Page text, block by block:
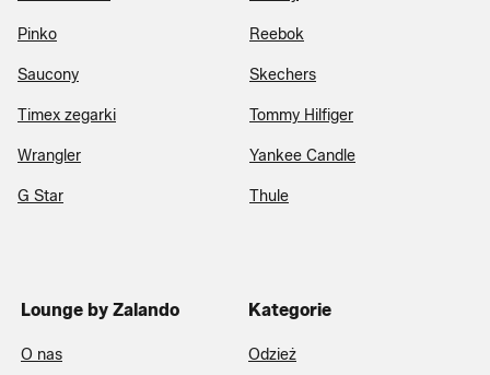
Pinko Reebok
Saucony Skechers
Timex zegarki Tommy Hilfiger
Wrangler Yankee Candle
G Star Thule
Lounge by Zalando
O nas
Kategorie
Odzież